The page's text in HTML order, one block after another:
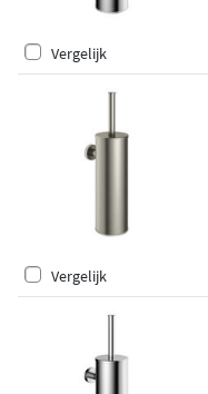
Vergelijk
Vergelijk